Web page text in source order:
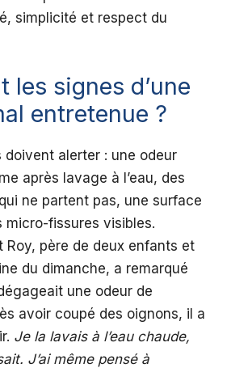
simplicité et respect du
les signes d’une
entretenue ?
doivent alerter : une odeur
après lavage à l’eau, des
ne partent pas, une surface
micro-fissures visibles.
Roy, père de deux enfants et
du dimanche, a remarqué
une odeur de
avoir coupé des oignons, il a
Je la lavais à l’eau chaude,
J’ai même pensé à